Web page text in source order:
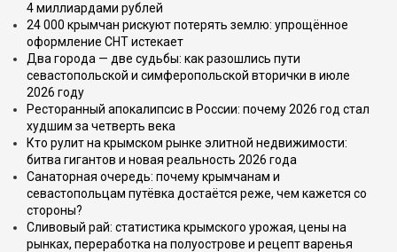
4 миллиардами рублей
24 000 крымчан рискуют потерять землю: упрощённое
оформление СНТ истекает
Два города — две судьбы: как разошлись пути
севастопольской и симферопольской вторички в июле
2026 году
Ресторанный апокалипсис в России: почему 2026 год стал
худшим за четверть века
Кто рулит на крымском рынке элитной недвижимости:
битва гигантов и новая реальность 2026 года
Санаторная очередь: почему крымчанам и
севастопольцам путёвка достаётся реже, чем кажется со
стороны?
Сливовый рай: статистика крымского урожая, цены на
рынках, переработка на полуострове и рецепт варенья